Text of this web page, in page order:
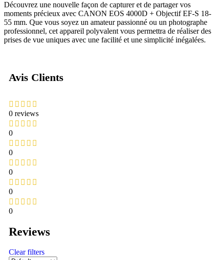
Découvrez une nouvelle façon de capturer et de partager vos
moments précieux avec CANON EOS 4000D + Objectif EF-S 18-
55 mm. Que vous soyez un amateur passionné ou un photographe
professionnel, cet appareil polyvalent vous permettra de réaliser des
prises de vue uniques avec une facilité et une simplicité inégalées.
Avis Clients
0 reviews
0
0
0
0
0
Reviews
Clear filters